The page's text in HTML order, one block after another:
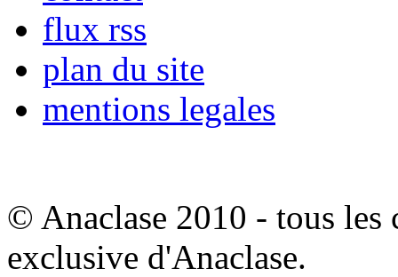
flux rss
plan du site
mentions legales
© Anaclase 2010 - tous les
exclusive d'Anaclase.